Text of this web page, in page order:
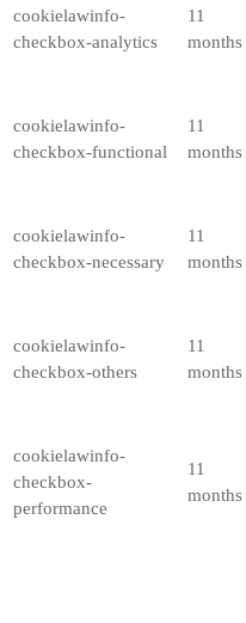
cookielawinfo-
checkbox-analytics
11
months
cookielawinfo-
checkbox-functional
11
months
cookielawinfo-
checkbox-necessary
11
months
cookielawinfo-
checkbox-others
11
months
cookielawinfo-
checkbox-
performance
11
months